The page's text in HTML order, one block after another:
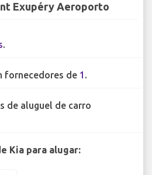
Exupéry Aeroporto
.
fornecedores de 1 .
de aluguel de carro
Kia para alugar: